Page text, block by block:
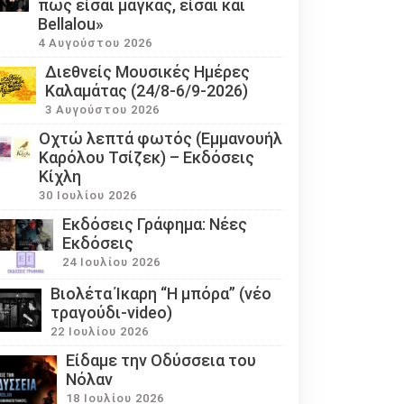
πως είσαι μάγκας, είσαι και
Bellalou»
4 Αυγούστου 2026
Διεθνείς Μουσικές Ημέρες
Καλαμάτας (24/8-6/9-2026)
3 Αυγούστου 2026
Οχτώ λεπτά φωτός (Εμμανουήλ
Καρόλου Τσίζεκ) – Εκδόσεις
Κίχλη
30 Ιουλίου 2026
Εκδόσεις Γράφημα: Νέες
Εκδόσεις
24 Ιουλίου 2026
Βιολέτα Ίκαρη “Η μπόρα” (νέο
τραγούδι-video)
22 Ιουλίου 2026
Eίδαμε την Οδύσσεια του
Νόλαν
18 Ιουλίου 2026